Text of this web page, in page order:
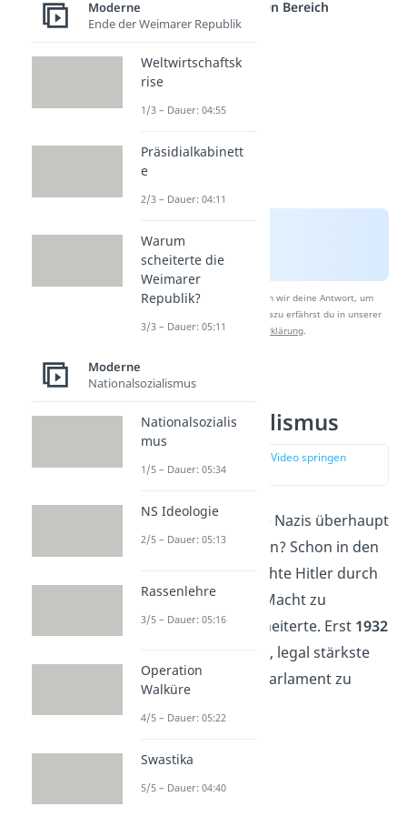
einem anderen Bereich
Nach Beantwortung speichern wir deine Antwort, um
Studyflix zu verbessern. Mehr dazu erfährst du in unserer
Datenschutzerklärung.
Aufstieg des
Nationalsozialismus
zur Stelle im Video springen
(01:47)
Aber wie konnten die Nazis überhaupt
an die Macht kommen? Schon in den
1920er Jahren versuchte Hitler durch
einen Putsch an die Macht zu
kommen. Aber er scheiterte. Erst 1932
gelang es der NSDAP, legal stärkste
Kraft im deutschen Parlament zu
Moderne
Ende der Weimarer Republik
Weltwirtschaftsk
rise
1/3 – Dauer: 04:55
Präsidialkabinett
e
2/3 – Dauer: 04:11
Warum
scheiterte die
Weimarer
Republik?
3/3 – Dauer: 05:11
Moderne
Nationalsozialismus
Nationalsozialis
mus
1/5 – Dauer: 05:34
NS Ideologie
2/5 – Dauer: 05:13
Rassenlehre
3/5 – Dauer: 05:16
Operation
Walküre
4/5 – Dauer: 05:22
Swastika
5/5 – Dauer: 04:40